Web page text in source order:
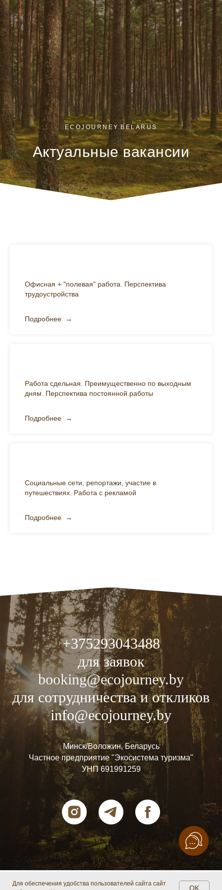
ECOJOURNEY.BELARUS
Актуальные вакансии
Офисная + "полевая" работа. Перспектива
трудоустройства
Подробнее
Работа сдельная. Преимущественно по выходным
дням. Перспектива постоянной работы
Подробнее
Социальные сети, репортажи, участие в
путешествиях. Работа с рекламой
Подробнее
+375293043488
для заявок
booking@ecojourney.by
для сотрудничества и откликов
info@ecojourney.by
Минск/Воложин, Беларусь
Частное предприятие "Экосистема туризма"
УНП 691991259
Для обеспечения удобства пользователей сайта сайт
OK